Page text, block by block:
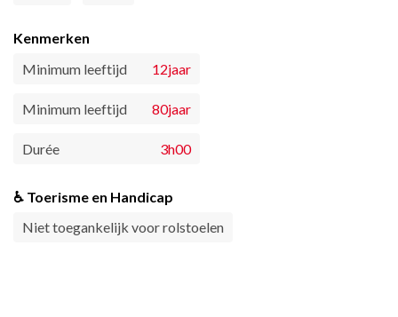
Kenmerken
Minimum leeftijd
12jaar
Minimum leeftijd 80jaar
Durée 3h00
♿ Toerisme en Handicap
Niet toegankelijk voor rolstoelen